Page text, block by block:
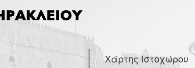
Χάρτης Ιστοχώρου